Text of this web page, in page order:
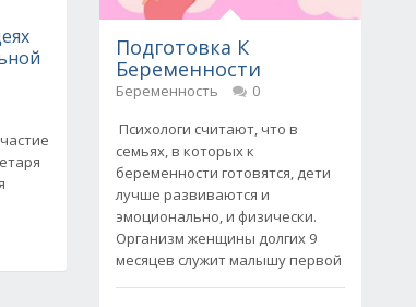
Подготовка К
Беременности
Беременность
0
Психологи считают, что в
семьях, в которых к
беременности готовятся, дети
лучше развиваются и
эмоционально, и физически.
Организм женщины долгих 9
месяцев служит малышу первой